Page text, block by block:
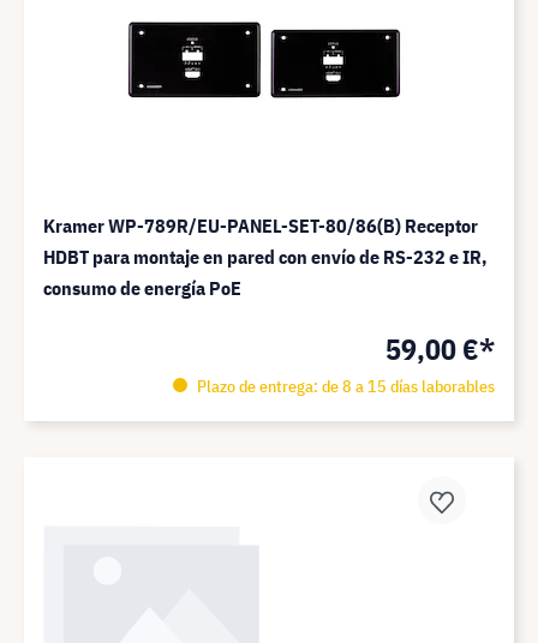
Kramer WP-789R/EU-PANEL-SET-80/86(B) Receptor
HDBT para montaje en pared con envío de RS-232 e IR,
consumo de energía PoE
59,00 €*
Plazo de entrega: de 8 a 15 días laborables